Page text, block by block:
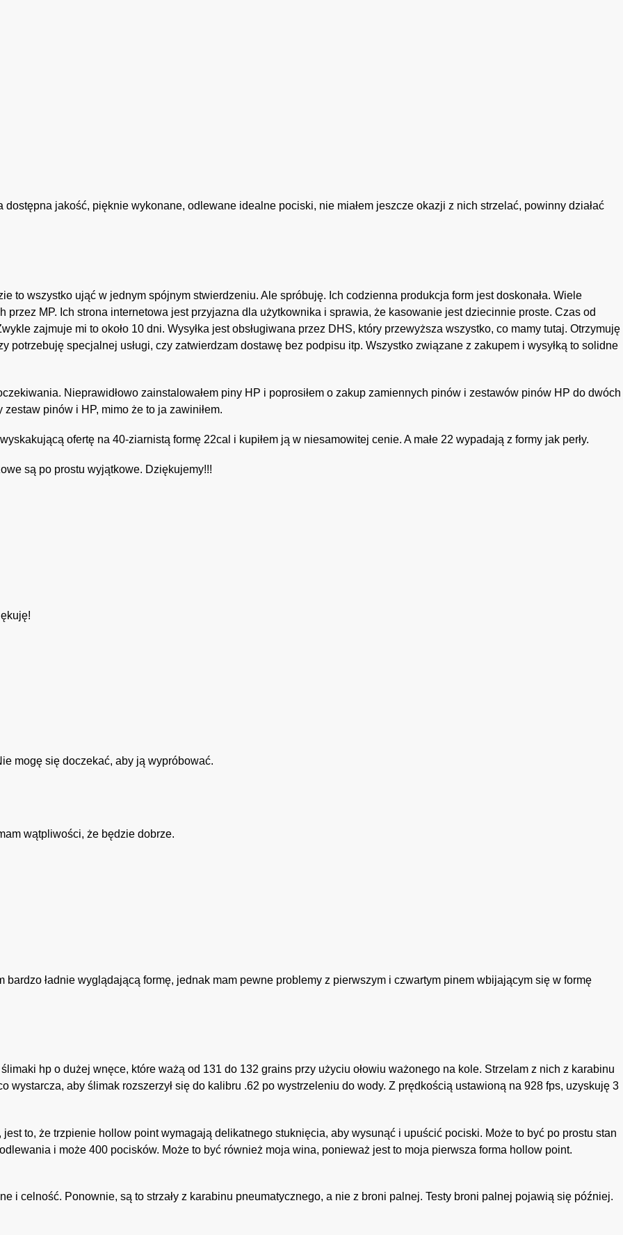
jakość, pięknie wykonane, odlewane idealne pociski, nie miałem jeszcze okazji z nich strzelać, powinny działać
to wszystko ująć w jednym spójnym stwierdzeniu. Ale spróbuję. Ich codzienna produkcja form jest doskonała. Wiele
MP. Ich strona internetowa jest przyjazna dla użytkownika i sprawia, że kasowanie jest dziecinnie proste. Czas od
zajmuje mi to około 10 dni. Wysyłka jest obsługiwana przez DHS, który przewyższa wszystko, co mamy tutaj. Otrzymuję
potrzebuję specjalnej usługi, czy zatwierdzam dostawę bez podpisu itp. Wszystko związane z zakupem i wysyłką to solidne
Nieprawidłowo zainstalowałem piny HP i poprosiłem o zakup zamiennych pinów i zestawów pinów HP do dwóch
pinów i HP, mimo że to ja zawiniłem.
ofertę na 40-ziarnistą formę 22cal i kupiłem ją w niesamowitej cenie. A małe 22 wypadają z formy jak perły.
są po prostu wyjątkowe. Dziękujemy!!!
mogę się doczekać, aby ją wypróbować.
wątpliwości, że będzie dobrze.
bardzo ładnie wyglądającą formę, jednak mam pewne problemy z pierwszym i czwartym pinem wbijającym się w formę
hp o dużej wnęce, które ważą od 131 do 132 grains przy użyciu ołowiu ważonego na kole. Strzelam z nich z karabinu
wystarcza, aby ślimak rozszerzył się do kalibru .62 po wystrzeleniu do wody. Z prędkością ustawioną na 928 fps, uzyskuję 3
to, że trzpienie hollow point wymagają delikatnego stuknięcia, aby wysunąć i upuścić pociski. Może to być po prostu stan
i może 400 pocisków. Może to być również moja wina, ponieważ jest to moja pierwsza forma hollow point.
i celność. Ponownie, są to strzały z karabinu pneumatycznego, a nie z broni palnej. Testy broni palnej pojawią się później.